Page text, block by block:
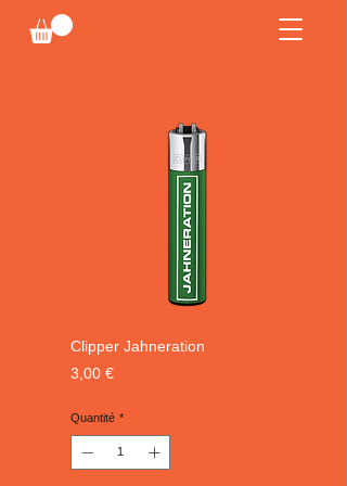
Clipper Jahneration
3,00 €Prix
Quantité *